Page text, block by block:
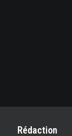
Rédaction